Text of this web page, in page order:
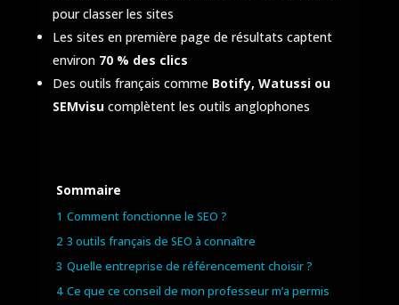
pour classer les sites
Les sites en première page de résultats captent
environ 70 % des clics
Des outils français comme Botify, Watussi ou
SEMvisucomplètent les outils anglophones
Sommaire
1 Comment fonctionne le SEO ?
2 3 outils français de SEO à connaître
3 Quelle entreprise de référencement choisir ?
4 Ce que ce conseil de mon professeur m’a permis